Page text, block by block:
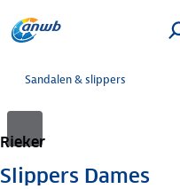
Sandalen & slippers
Rieker
Slippers Dames